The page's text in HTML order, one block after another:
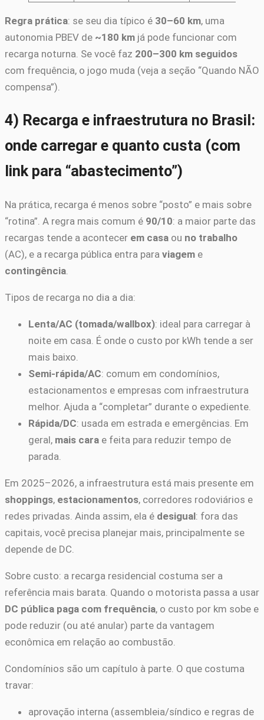
Regra prática: se seu dia típico é 30–60 km, uma
autonomia PBEV de ~180 km já pode funcionar com
recarga noturna. Se você faz 200–300 km seguidos
com frequência, o jogo muda (veja a seção “Quando NÃO
compensa”).
4) Recarga e infraestrutura no Brasil:
onde carregar e quanto custa (com
link para “abastecimento”)
Na prática, recarga é menos sobre “posto” e mais sobre
“rotina”. A regra mais comum é 90/10: a maior parte das
recargas tende a acontecer em casa ou no trabalho
(AC), e a recarga pública entra para viagem e
contingência
Tipos de recarga no dia a dia:
Lenta/AC (tomada/wallbox): ideal para carregar à
noite em casa. É onde o custo por kWh tende a ser
mais baixo.
Semi-rápida/AC: comum em condomínios,
estacionamentos e empresas com infraestrutura
melhor. Ajuda a “completar” durante o expediente.
Rápida/DC: usada em estrada e emergências. Em
geral, mais cara e feita para reduzir tempo de
parada.
Em 2025–2026, a infraestrutura está mais presente em
shoppings, estacionamentos, corredores rodoviários e
redes privadas. Ainda assim, ela é desigual: fora das
capitais, você precisa planejar mais, principalmente se
depende de DC.
Sobre custo: a recarga residencial costuma ser a
referência mais barata. Quando o motorista passa a usar
DC pública paga com frequência, o custo por km sobe e
pode reduzir (ou até anular) parte da vantagem
econômica em relação ao combustão.
Condomínios são um capítulo à parte. O que costuma
travar:
aprovação interna (assembleia/síndico e regras de